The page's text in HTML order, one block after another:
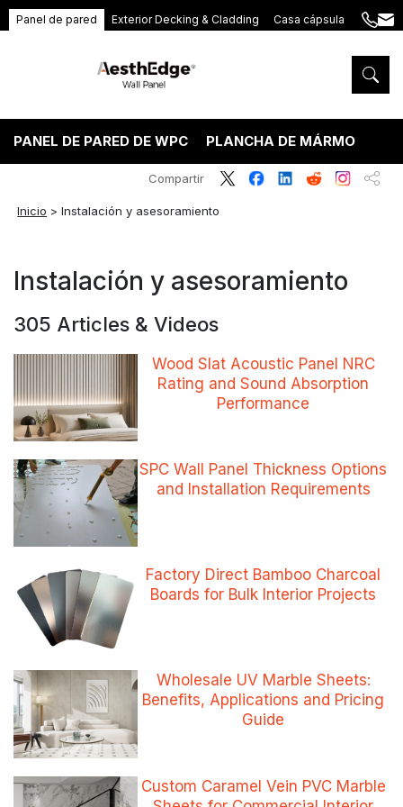
Panel de pared Exterior Decking & Cladding Casa cápsula
+86
5575
PANEL DE PARED DE WPC PLANCHA DE MÁRMOL PVC
Inicio >Instalación y asesoramiento
Compartir
Instalación y asesoramiento
305 Articles & Videos
Wood Slat Acoustic Panel NRC
Rating and Sound Absorption
Performance
SPC Wall Panel Thickness Options
and Installation Requirements
Factory Direct Bamboo Charcoal
Boards for Bulk Interior Projects
Wholesale UV Marble Sheets:
Benefits, Applications and Pricing
Guide
Custom Caramel Vein PVC Marble